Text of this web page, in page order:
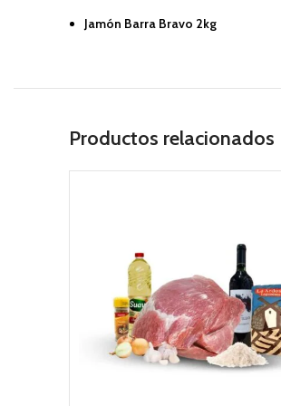
Jamón Barra Bravo 2kg
Productos relacionados